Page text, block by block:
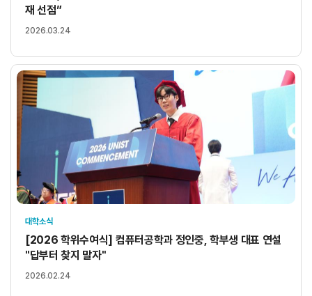
재 선점”
2026.03.24
대학소식
[2026 학위수여식] 컴퓨터공학과 정인중, 학부생 대표 연설
"답부터 찾지 말자"
2026.02.24